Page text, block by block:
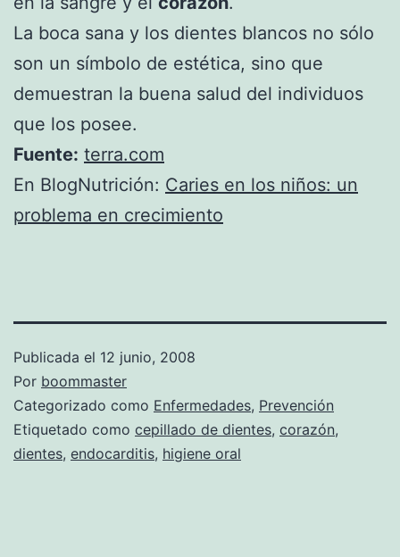
La boca sana y los dientes blancos no sólo
son un símbolo de estética, sino que
demuestran la buena salud del individuos
que los posee.
Fuente: terra.com
En BlogNutrición: Caries en los niños: un
problema en crecimiento
Publicada el 12 junio, 2008
Por boommaster
Categorizado como Enfermedades, Prevención
Etiquetado como cepillado de dientes, corazón,
dientes, endocarditis, higiene oral